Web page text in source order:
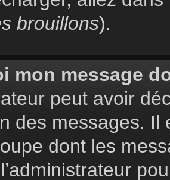
brouillons).
mon message
peut avoir
des messages. Il
dont les